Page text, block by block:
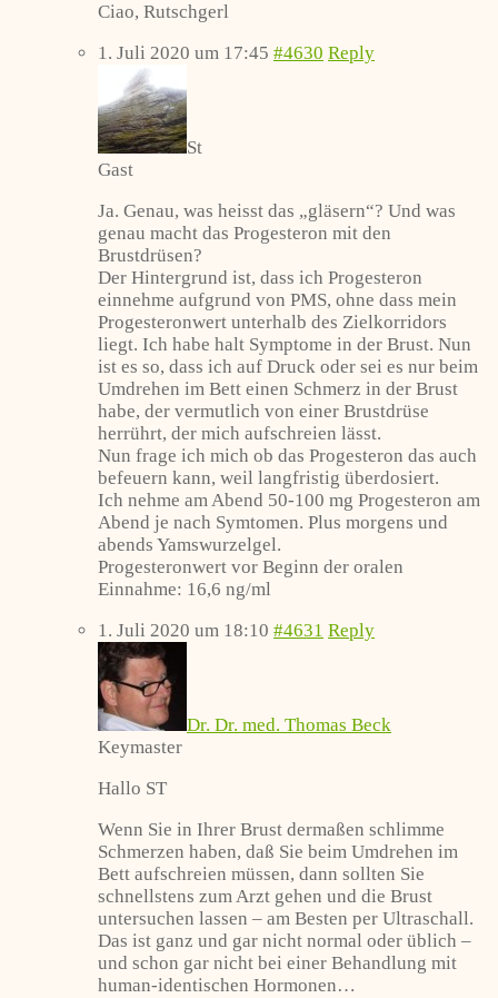
Ciao, Rutschgerl
1. Juli 2020 um 17:45 #4630 Reply
St
Gast
Ja. Genau, was heisst das „gläsern“? Und was
genau macht das Progesteron mit den
Brustdrüsen?
Der Hintergrund ist, dass ich Progesteron
einnehme aufgrund von PMS, ohne dass mein
Progesteronwert unterhalb des Zielkorridors
liegt. Ich habe halt Symptome in der Brust. Nun
ist es so, dass ich auf Druck oder sei es nur beim
Umdrehen im Bett einen Schmerz in der Brust
habe, der vermutlich von einer Brustdrüse
herrührt, der mich aufschreien lässt.
Nun frage ich mich ob das Progesteron das auch
befeuern kann, weil langfristig überdosiert.
Ich nehme am Abend 50-100 mg Progesteron am
Abend je nach Symtomen. Plus morgens und
abends Yamswurzelgel.
Progesteronwert vor Beginn der oralen
Einnahme: 16,6 ng/ml
1. Juli 2020 um 18:10 #4631 Reply
Dr. Dr. med. Thomas Beck
Keymaster
Hallo ST
Wenn Sie in Ihrer Brust dermaßen schlimme
Schmerzen haben, daß Sie beim Umdrehen im
Bett aufschreien müssen, dann sollten Sie
schnellstens zum Arzt gehen und die Brust
untersuchen lassen – am Besten per Ultraschall.
Das ist ganz und gar nicht normal oder üblich –
und schon gar nicht bei einer Behandlung mit
human-identischen Hormonen…